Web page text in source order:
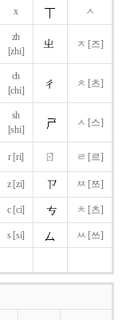
x ㅅ
zh
[zhi]
ㅈ [즈]
ch
[chi]
ㅊ [츠]
sh
[shi]
ㅅ [스]
r [ri] ㄖ ㄹ [르]
z [zi] ㅉ [쯔]
c [ci] ㅊ [츠]
s [si] ㅆ [쓰]